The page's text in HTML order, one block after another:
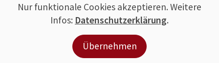
Nur funktionale Cookies akzeptieren. Weitere
Infos: Datenschutzerklärung.
Übernehmen